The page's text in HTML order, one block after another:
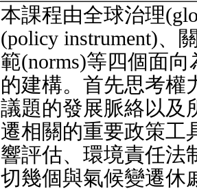
本課程由全球治理
(policy instrument)、
範(norms)等四個面
的建構。首先思考權
議題的發展脈絡以及
遷相關的重要政策工
響評估、環境責任法
切幾個與氣候變遷休